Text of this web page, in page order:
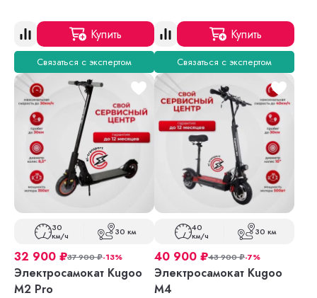
Купить
Связаться с экспертом
Купить
Связаться с экспертом
30
км/ч 30 км
32 900 ₽37 900₽-13%
Электросамокат Kugoo
M2 Pro
40
км/ч 30 км
40 900 ₽43 900₽-7%
Электросамокат Kugoo
M4